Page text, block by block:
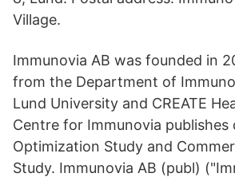
Village.
Immunovia AB was founded in
from the Department of
Lund University and CREATE
Centre for Immunovia
Optimization Study and
Study. Immunovia AB (publ)